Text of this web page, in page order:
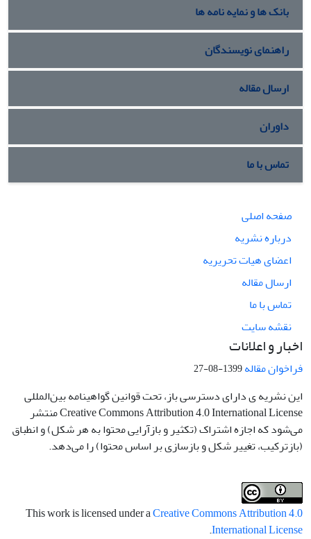
بانک ها و نمایه نامه ها
راهنمای نویسندگان
ارسال مقاله
داوران
تماس با ما
صفحه اصلی
درباره نشریه
اعضای هیات تحریریه
ارسال مقاله
تماس با ما
نقشه سایت
اخبار و اعلانات
فراخوان مقاله1399-08-27
این نشریه ی دارای دسترسی باز، تحت قوانین گواهینامه بین‌المللی
Creative Commons Attribution 4.0 International License منتشر
می‌شود که اجازه اشتراک (تکثیر و بازآرایی محتوا به هر شکل) و انطباق
(بازترکیب، تغییر شکل و بازسازی بر اساس محتوا) را می‌دهد.
This work is licensed under aCreative Commons Attribution 4.0
International License
.